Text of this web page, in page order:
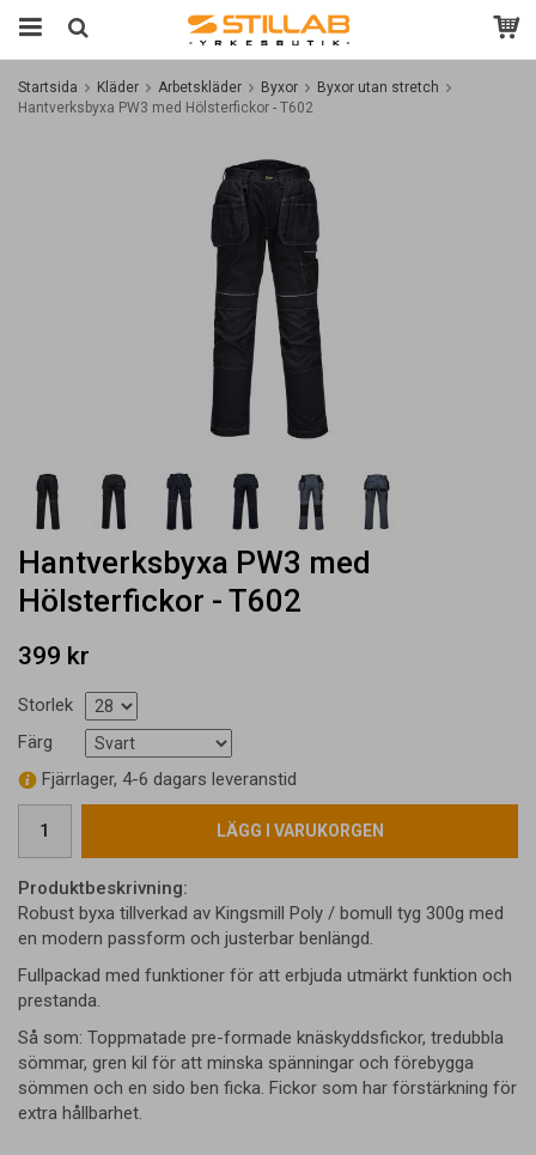
Startsida Kläder Arbetskläder Byxor
Byxor utan stretch
Hantverksbyxa PW3 med Hölsterfickor - T602
Hantverksbyxa PW3 med
Hölsterfickor - T602
399 kr
Storlek
Färg
Fjärrlager, 4-6 dagars leveranstid
LÄGG I VARUKORGEN
Produktbeskrivning:
Robust byxa tillverkad av Kingsmill Poly / bomull tyg 300g med
en modern passform och justerbar benlängd.
Fullpackad med funktioner för att erbjuda utmärkt funktion och
prestanda.
Så som: Toppmatade pre-formade knäskyddsfickor, tredubbla
sömmar, gren kil för att minska spänningar och förebygga
sömmen och en sido ben ficka. Fickor som har förstärkning för
extra hållbarhet.